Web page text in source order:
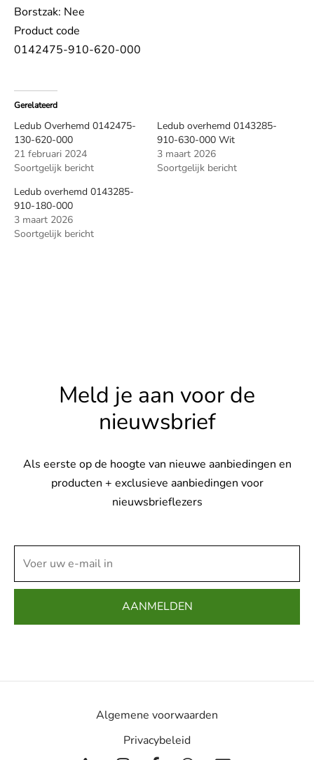
Borstzak: Nee
Product code
0142475-910-620-000
Gerelateerd
Ledub Overhemd 0142475-
130-620-000
21 februari 2024
Soortgelijk bericht
Ledub overhemd 0143285-
910-630-000 Wit
3 maart 2026
Soortgelijk bericht
Ledub overhemd 0143285-
910-180-000
3 maart 2026
Soortgelijk bericht
Meld je aan voor de
nieuwsbrief
Als eerste op de hoogte van nieuwe aanbiedingen en
producten + exclusieve aanbiedingen voor
nieuwsbrieflezers
Algemene voorwaarden
Privacybeleid